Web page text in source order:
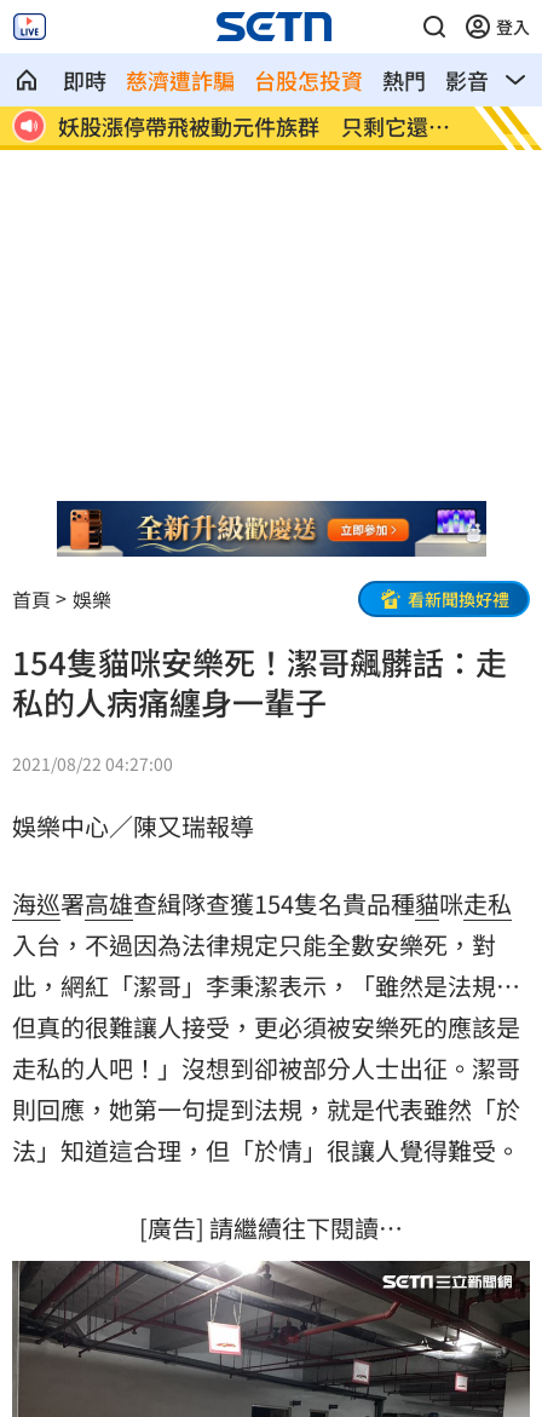
登入
即時 慈濟遭詐騙 台股怎投資 熱門 影音
熱
萬
妖股漲停帶飛被動元件族群 只剩它還在
睡
許常
次
首頁 娛樂 看新聞換好禮
154隻貓咪安樂死！潔哥飆髒話：走
私的人病痛纏身一輩子
2021/08/22 04:27:00
娛樂中心／陳又瑞報導
海巡署高雄查緝隊查獲154隻名貴品種貓咪走私
入台，不過因為法律規定只能全數安樂死，對
此，網紅「潔哥」李秉潔表示，「雖然是法規…
但真的很難讓人接受，更必須被安樂死的應該是
走私的人吧！」沒想到卻被部分人士出征。潔哥
則回應，她第一句提到法規，就是代表雖然「於
法」知道這合理，但「於情」很讓人覺得難受。
[廣告] 請繼續往下閱讀…